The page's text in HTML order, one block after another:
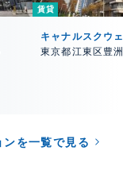
賃貸
キャナルスクウ
東京都江東区豊
を一覧で見る